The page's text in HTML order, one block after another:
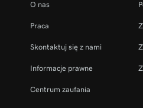
O nas
Praca
Skontaktuj się z nami
Informacje prawne
Centrum zaufania